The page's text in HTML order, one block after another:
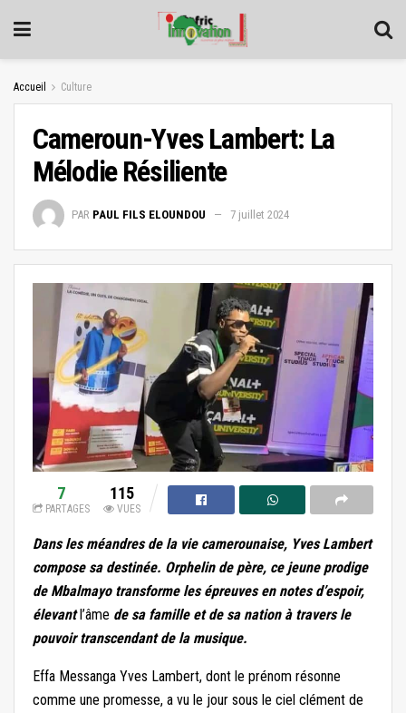
Accueil Culture
Cameroun-Yves Lambert: La
Mélodie Résiliente
PAR PAUL FILS ELOUNDOU 7 juillet 2024
7
PARTAGES
115
VUES
Dans les méandres de la vie camerounaise, Yves Lambert
compose sa destinée. Orphelin de père, ce jeune prodige
de Mbalmayo transforme les épreuves en notes d’espoir,
élevantl’âme de sa famille et de sa nation à travers le
pouvoir transcendant de la musique.
Effa Messanga Yves Lambert, dont le prénom résonne
comme une promesse, a vu le jour sous le ciel clément de